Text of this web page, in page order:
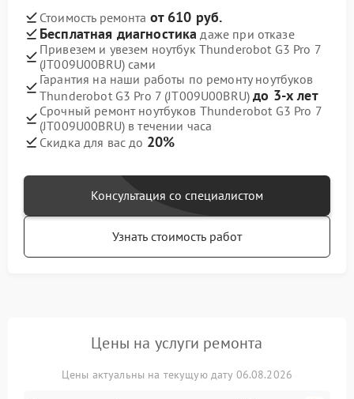
Стоимость ремонта от 610 руб.
Бесплатная диагностика даже при отказе
Привезем и увезем ноутбук Thunderobot G3 Pro 7
(JT009U00BRU) сами
Гарантия на наши работы по ремонту ноутбуков
Thunderobot G3 Pro 7 (JT009U00BRU)до 3-х лет
Срочный ремонт ноутбуков Thunderobot G3 Pro 7
(JT009U00BRU) в течении часа
Скидка для вас до 20%
Консультация со специалистом
Узнать стоимость работ
Цены на услуги ремонта
Цены актуальны на текущую дату 06.08.2026